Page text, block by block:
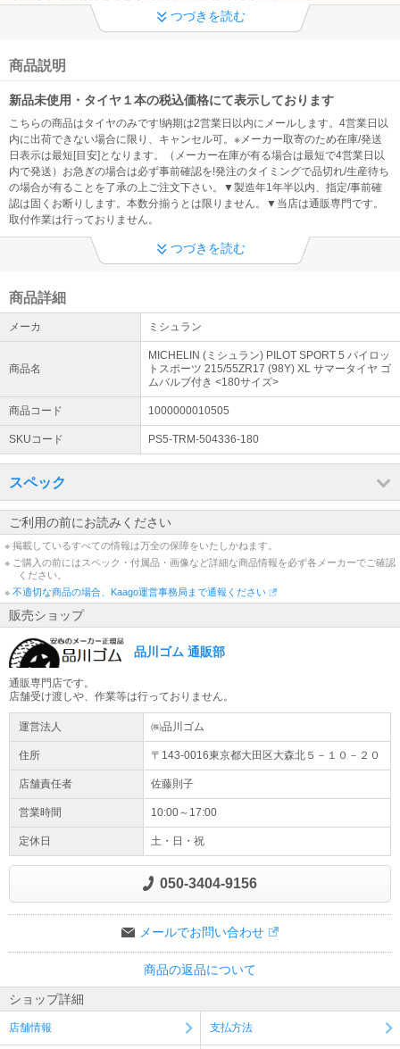
ん）②お問合せは「メール」でお願い致します。③お支払い方法・
【※重要※】
@kaago.comドメインを 必ず受信許可してください！ ※発送のご連
絡、入金先の案内メールが確認出来なくなる為
◆ 製造年について
【製造1年半以内】※製造年、国の指定・事前確認不可、過度に拘る
方は注文をお控え下さい（問い合わせをしても対応できません。）
◆ ご購入についての注意事項
で、欠品・生産待ち（約1ヶ月以上）の場合がございます。 ②店頭
販売・取付作業・お車との適合確認は出来ません。
電話での問合せはご遠慮ください。 メールでのご回答は随時行いま
す。【！円滑な業務環境へのご協力をお願いいたします！】※土日祝
つづきを読む
商品説明
新品未使用・タイヤ１本の税込価格にて表示しております
こちらの商品はタイヤのみです!納期は2営業日以内にメールします。4営業日以
内に出荷できない場合に限り、キャンセル可。※メーカー取寄のため在庫/発送
日表示は最短[目安]となります。（メーカー在庫が有る場合は最短で4営業日以
内で発送）お急ぎの場合は必ず事前確認を!発注のタイミングで品切れ/生産待ち
の場合が有ることを了承の上ご注文下さい。▼製造年1年半以内、指定/事前確
認は固くお断りします。本数分揃うとは限りません。▼当店は通販専門です。
取付作業は行っておりません。
つづきを読む
商品詳細
メーカ ミシュラン
商品名
MICHELIN (ミシュラン) PILOT SPORT 5 パイロッ
トスポーツ 215/55ZR17 (98Y) XL サマータイヤ ゴ
ムバルブ付き <180サイズ>
商品コード 1000000010505
SKUコード PS5-TRM-504336-180
スペック
ご利用の前にお読みください
※ 掲載しているすべての情報は万全の保障をいたしかねます。
※ ご購入の前にはスペック・付属品・画像など詳細な商品情報を必ず各メーカーでご確認
ください。
※ 不適切な商品の場合、Kaago運営事務局まで通報ください
販売ショップ
品川ゴム 通販部
通販専門店です。
店舗受け渡しや、作業等は行っておりません。
運営法人 ㈱品川ゴム
住所 〒143-0016東京都大田区大森北５－１０－２０
店舗責任者 佐藤則子
営業時間 10:00～17:00
定休日 土・日・祝
050-3404-9156
メールでお問い合わせ
商品の返品について
ショップ詳細
店舗情報 支払方法